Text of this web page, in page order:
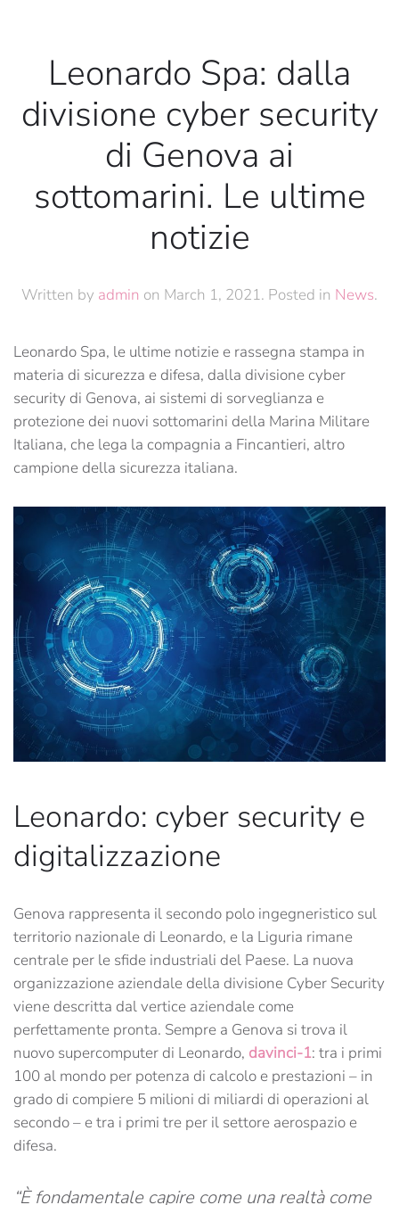
Leonardo Spa: dalla
divisione cyber security
di Genova ai
sottomarini. Le ultime
notizie
Written by admin on March 1, 2021. Posted in News.
Leonardo Spa, le ultime notizie e rassegna stampa in
materia di sicurezza e difesa, dalla divisione cyber
security di Genova, ai sistemi di sorveglianza e
protezione dei nuovi sottomarini della Marina Militare
Italiana, che lega la compagnia a Fincantieri, altro
campione della sicurezza italiana.
Leonardo: cyber security e
digitalizzazione
Genova rappresenta il secondo polo ingegneristico sul
territorio nazionale di Leonardo, e la Liguria rimane
centrale per le sfide industriali del Paese. La nuova
organizzazione aziendale della divisione Cyber Security
viene descritta dal vertice aziendale come
perfettamente pronta. Sempre a Genova si trova il
nuovo supercomputer di Leonardo, davinci-1: tra i primi
100 al mondo per potenza di calcolo e prestazioni – in
grado di compiere 5 milioni di miliardi di operazioni al
secondo – e tra i primi tre per il settore aerospazio e
difesa.
“È fondamentale capire come una realtà come